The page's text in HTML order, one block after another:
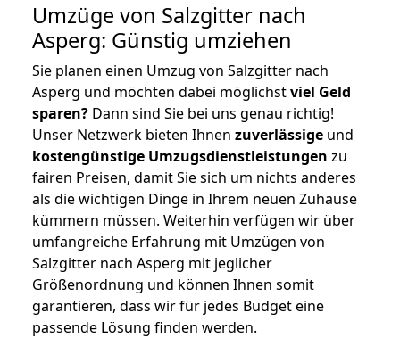
Umzüge von Salzgitter nach
Asperg: Günstig umziehen
Sie planen einen Umzug von Salzgitter nach
Asperg und möchten dabei möglichstviel Geld
sparen? Dann sind Sie bei uns genau richtig!
Unser Netzwerk bieten Ihnen zuverlässige und
kostengünstige Umzugsdienstleistungen zu
fairen Preisen, damit Sie sich um nichts anderes
als die wichtigen Dinge in Ihrem neuen Zuhause
kümmern müssen. Weiterhin verfügen wir über
umfangreiche Erfahrung mit Umzügen von
Salzgitter nach Asperg mit jeglicher
Größenordnung und können Ihnen somit
garantieren, dass wir für jedes Budget eine
passende Lösung finden werden.